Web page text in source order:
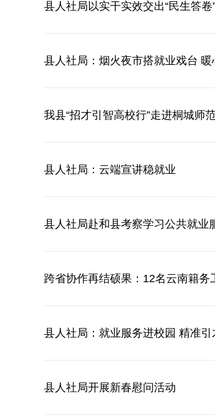
县人社局以实干实效交出“民生答卷
县人社局：烟火夜市搭就业戏台
我县“招才引智高校行”走进桐城师
县人社局：云端宣讲稳就业
县人社局赴和县考察学习公共就业
跨省协作再结硕果：12名云南籍务
县人社局：就业服务进校园 精准引
县人社局开展新春慰问活动